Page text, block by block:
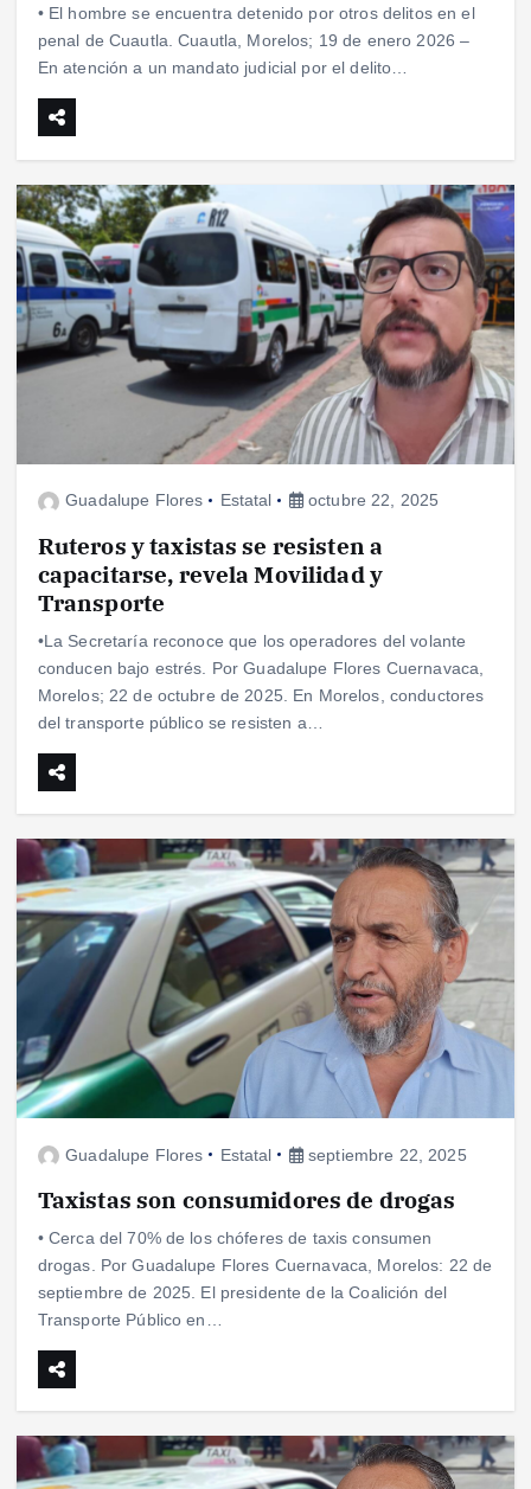
• El hombre se encuentra detenido por otros delitos en el
penal de Cuautla. Cuautla, Morelos; 19 de enero 2026 –
En atención a un mandato judicial por el delito…
Guadalupe Flores Estatal octubre 22, 2025
Ruteros y taxistas se resisten a
capacitarse, revela Movilidad y
Transporte
•La Secretaría reconoce que los operadores del volante
conducen bajo estrés. Por Guadalupe Flores Cuernavaca,
Morelos; 22 de octubre de 2025. En Morelos, conductores
del transporte público se resisten a…
Guadalupe Flores Estatal septiembre 22, 2025
Taxistas son consumidores de drogas
• Cerca del 70% de los chóferes de taxis consumen
drogas. Por Guadalupe Flores Cuernavaca, Morelos: 22 de
septiembre de 2025. El presidente de la Coalición del
Transporte Público en…